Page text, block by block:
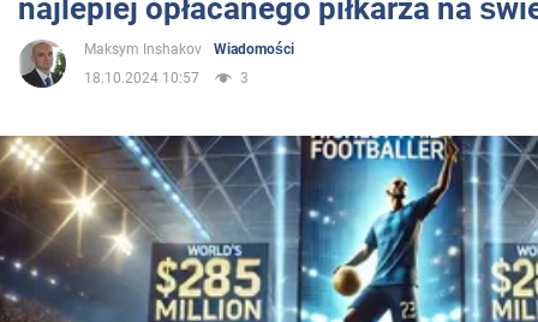
Rozrywka
Polityka
Społeczeństwo
najlepiej opłacanego piłkarza na
Maksym Inshakov
Wiadomości
18.10.2024 10:57
3